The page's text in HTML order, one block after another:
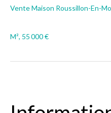
Vente Maison Roussillon-En-
M², 55 000 €